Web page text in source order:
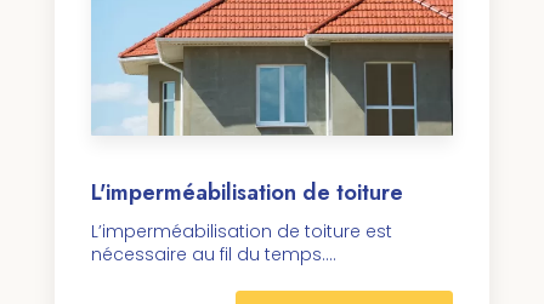
L'imperméabilisation de toiture
L’imperméabilisation de toiture est
nécessaire au fil du temps....